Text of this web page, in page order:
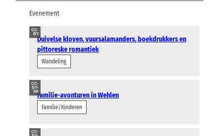
Evenement
CC-
BY
Duivelse kloven, vuursalamanders, boekdrukkers en
pittoreske romantiek
Wandeling
CC-
BY-
SAFamilie-avonturen in Wehlen
Familie/Kinderen
CC-